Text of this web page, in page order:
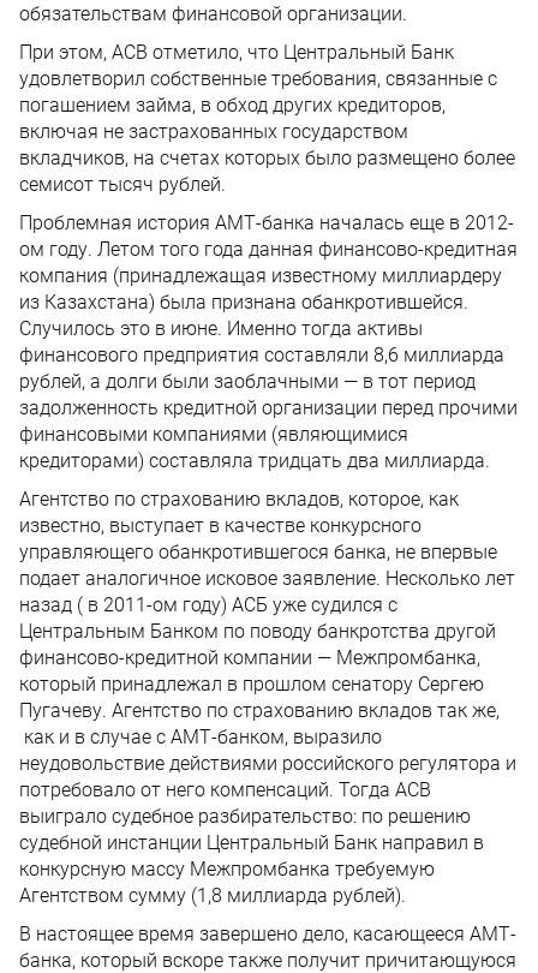
обязательствам финансовой организации.
При этом, АСВ отметило, что Центральный Банк
удовлетворил собственные требования, связанные с
погашением займа, в обход других кредиторов,
включая не застрахованных государством
вкладчиков, на счетах которых было размещено более
семисот тысяч рублей.
Проблемная история АМТ-банка началась еще в 2012-
ом году. Летом того года данная финансово-кредитная
компания (принадлежащая известному миллиардеру
из Казахстана) была признана обанкротившейся.
Случилось это в июне. Именно тогда активы
финансового предприятия составляли 8,6 миллиарда
рублей, а долги были заоблачными — в тот период
задолженность кредитной организации перед прочими
финансовыми компаниями (являющимися
кредиторами) составляла тридцать два миллиарда.
Агентство по страхованию вкладов, которое, как
известно, выступает в качестве конкурсного
управляющего обанкротившегося банка, не впервые
подает аналогичное исковое заявление. Несколько лет
назад ( в 2011-ом году) АСБ уже судился с
Центральным Банком по поводу банкротства другой
финансово-кредитной компании — Межпромбанка,
который принадлежал в прошлом сенатору Сергею
Пугачеву. Агентство по страхованию вкладов так же,
как и в случае с АМТ-банком, выразило
неудовольствие действиями российского регулятора и
потребовало от него компенсаций. Тогда АСВ
выиграло судебное разбирательство: по решению
судебной инстанции Центральный Банк направил в
конкурсную массу Межпромбанка требуемую
Агентством сумму (1,8 миллиарда рублей).
В настоящее время завершено дело, касающееся АМТ-
банка, который вскоре также получит причитающуюся